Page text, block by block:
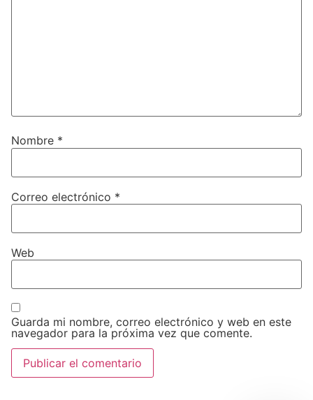
Nombre *
Correo electrónico *
Web
Guarda mi nombre, correo electrónico y web en este
navegador para la próxima vez que comente.